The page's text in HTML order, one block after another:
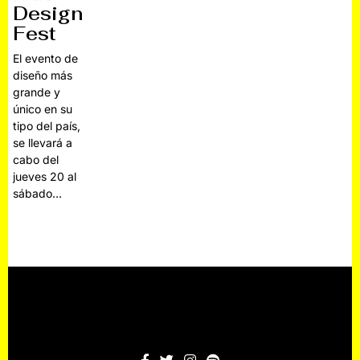
Design
Fest
El evento de
diseño más
grande y
único en su
tipo del país,
se llevará a
cabo del
jueves 20 al
sábado…